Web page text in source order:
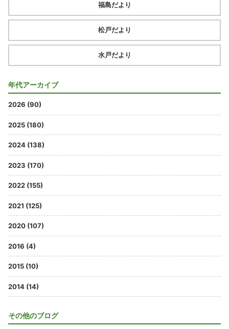
福島だより
松戸だより
水戸だより
年代アーカイブ
2026 (90)
2025 (180)
2024 (138)
2023 (170)
2022 (155)
2021 (125)
2020 (107)
2016 (4)
2015 (10)
2014 (14)
その他のブログ